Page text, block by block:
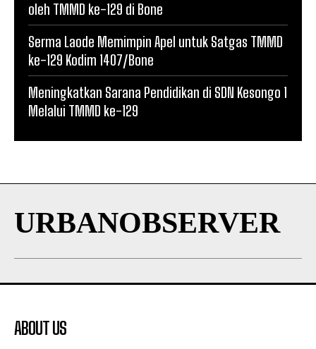
oleh TMMD ke-129 di Bone
Serma Laode Memimpin Apel untuk Satgas TMMD
ke-129 Kodim 1407/Bone
Meningkatkan Sarana Pendidikan di SDN Kesongo 1
Melalui TMMD ke-129
URBANOBSERVER
ABOUT US